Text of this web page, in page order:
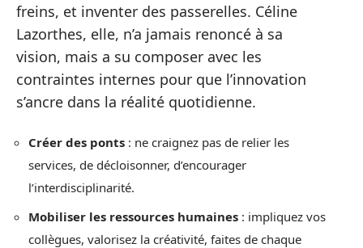
freins, et inventer des passerelles. Céline
Lazorthes, elle, n’a jamais renoncé à sa
vision, mais a su composer avec les
contraintes internes pour que l’innovation
s’ancre dans la réalité quotidienne.
Créer des ponts : ne craignez pas de relier les
services, de décloisonner, d’encourager
l’interdisciplinarité.
Mobiliser les ressources humaines : impliquez vos
collègues, valorisez la créativité, faites de chaque